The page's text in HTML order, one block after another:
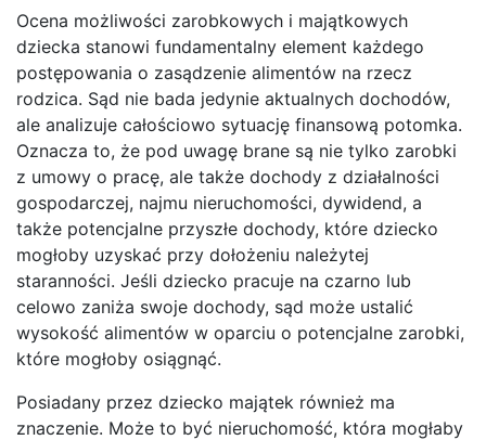
Ocena możliwości zarobkowych i majątkowych
dziecka stanowi fundamentalny element każdego
postępowania o zasądzenie alimentów na rzecz
rodzica. Sąd nie bada jedynie aktualnych dochodów,
ale analizuje całościowo sytuację finansową potomka.
Oznacza to, że pod uwagę brane są nie tylko zarobki
z umowy o pracę, ale także dochody z działalności
gospodarczej, najmu nieruchomości, dywidend, a
także potencjalne przyszłe dochody, które dziecko
mogłoby uzyskać przy dołożeniu należytej
staranności. Jeśli dziecko pracuje na czarno lub
celowo zaniża swoje dochody, sąd może ustalić
wysokość alimentów w oparciu o potencjalne zarobki,
które mogłoby osiągnąć.
Posiadany przez dziecko majątek również ma
znaczenie. Może to być nieruchomość, która mogłaby